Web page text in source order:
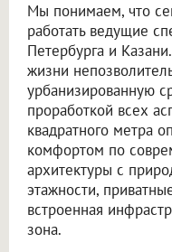
Мы понимаем, что
работать ведущие
Петербурга и
жизни
урбанизированную
проработкой всех
квадратного метра
комфортом по
архитектуры с
этажности,
встроенная
зона.